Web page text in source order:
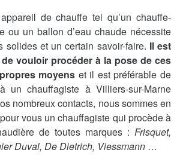
appareil de chauffe tel qu’un chauffe-
ou un ballon d’eau chaude nécessite
solides et un certain savoir-faire. Il est
vouloir procéder à la pose de ces
moyens et il est préférable de
un chauffagiste à Villiers-sur-Marne
nombreux contacts, nous sommes en
vous un chauffagiste qui procède à
de toutes marques : Frisquet,
Duval, De Dietrich, Viessmann …